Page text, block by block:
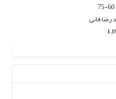
60-75
رضا فانی